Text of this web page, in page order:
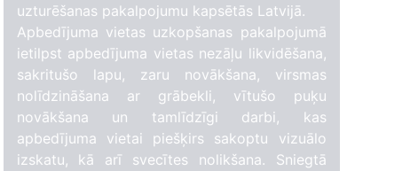
uzturēšanas pakalpojumu kapsētās Latvijā.
Apbedījuma vietas uzkopšanas pakalpojumā
ietilpst apbedījuma vietas nezāļu likvidēšana,
sakritušo lapu, zaru novākšana, virsmas
nolīdzināšana ar grābekli, vītušo puķu
novākšana un tamlīdzīgi darbi, kas
apbedījuma vietai piešķirs sakoptu vizuālo
izskatu, kā arī svecītes nolikšana. Sniegtā